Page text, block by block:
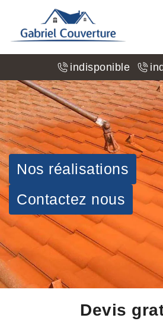
indisponible
Nos réalisations
Contactez nous
Devis